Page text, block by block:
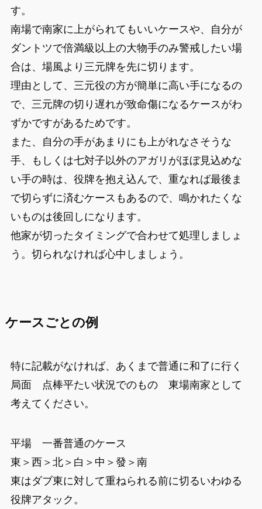
す。
南場で南家に上がられてもいいケースや、自分が
ダントツで倍満級以上の大物手のみ警戒したい場
合は、場風より三元牌を先に切ります。
理由として、三元役の方が簡単に高い手になるの
で、三元牌の切り遅れが致命傷になるケースがわ
ずかですがあるためです。
また、自分の手があまりにも上がれなさそうな
手、もしくは七対子以外のアガリがほぼ見込めな
い手の時は、役牌を抱え込んで、重なれば最後ま
で切らずに済むケースもあるので、鳴かれたくな
いものは後回しになります。
他家が切ったタイミングで合わせて処理しましょ
う。切られなければ心中しましょう。
ケースごとの例
特に記載がなければ、あくまで普通に和了に行く
局面 点棒平たい状況でのもの 東場南家として
考えてください。
平場 一番普通のケース
東＞西＞北＞白＞中＞發＞南
東はダブ東に対して重ねられる前に切るいわゆる
役牌アタック。